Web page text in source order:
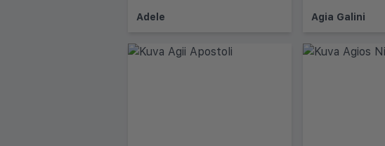
Adele Agia Galini